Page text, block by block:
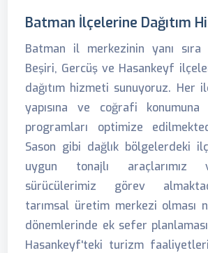
Batman İlçelerine Dağıtım
Batman il merkezinin yanı sıra
Beşiri, Gercüş ve Hasankeyf
dağıtım hizmeti sunuyoruz. Her
yapısına ve coğrafi
programları optimize
Sason gibi dağlık bölgelerdeki
uygun tonajlı araçlarımız
sürücülerimiz görev
tarımsal üretim merkezi olması
dönemlerinde ek sefer
Hasankeyf'teki turizm